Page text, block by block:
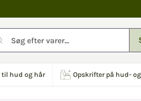
til hud og hår Opskrifter på hud-